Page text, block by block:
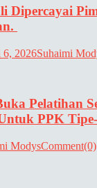
Dipercayai
6, 2026Suhaimi
Pelatihan
PPK
ModysComment(0)